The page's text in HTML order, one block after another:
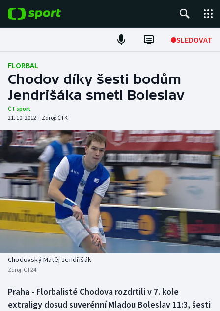
SLEDOVAT
ME v atletice
ME v plavání
Fotbal
Hokej
DALŠÍ SPORTY
Americký fotbal
Atletika
Basketbal
Biatlon
NEPŘEHLÉDNĚTE
Soutěže
Historické návraty
Aplikace ČT sport
AZ kvíz
FLORBAL
Chodov díky šesti bodům
Jendrišáka smetl Boleslav
ČT sport
21. 10. 2012 | Zdroj: ČTK
Chodovský Matěj Jendřišák
Zdroj: ČT24
Praha - Florbalisté Chodova rozdrtili v 7. kole
extraligy dosud suverénní Mladou Boleslav 11:3, šesti